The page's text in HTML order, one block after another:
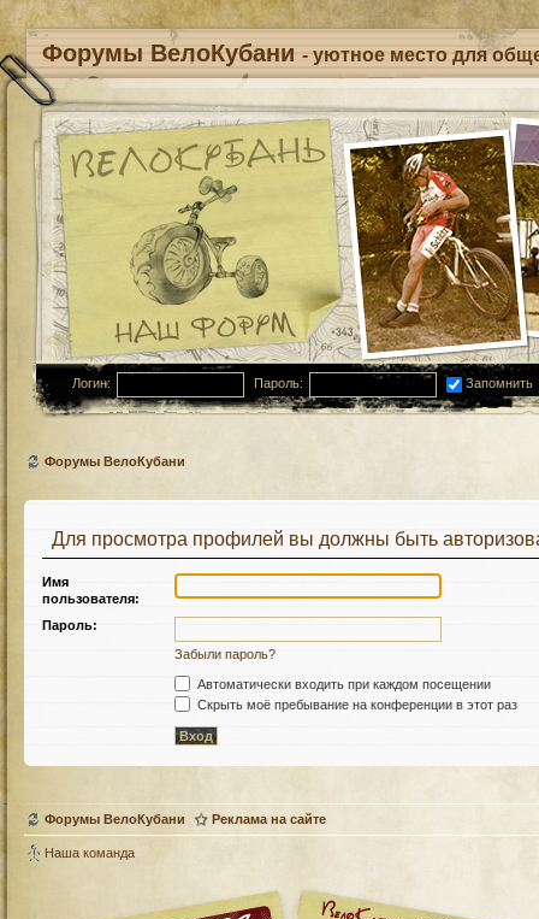
Форумы ВелоКубани - уютное место для
Логин: Пароль: Запомнить
Форумы ВелоКубани
Для просмотра профилей вы должны быть
Имя
пользователя:
Пароль:
Забыли пароль?
Автоматически входить при каждом посещении
Скрыть моё пребывание на конференции в этот раз
Форумы ВелоКубани Реклама на сайте
Наша команда